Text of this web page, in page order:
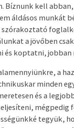
Bíznunk kell
áldásos munkát
a jövőben
és koptatni, jobban
a
minden
és a
tegyük,